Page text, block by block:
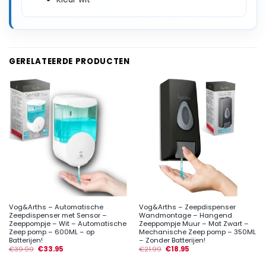
GERELATEERDE PRODUCTEN
Vog&Arths – Automatische
Zeepdispenser met Sensor –
Zeeppompje – Wit – Automatische
Zeep pomp – 600ML – op
Batterijen!
€39.99 €33.95
Vog&Arths – Zeepdispenser
Wandmontage – Hangend
Zeeppompje Muur – Mat Zwart –
Mechanische Zeep pomp – 350ML
– Zonder Batterijen!
€21.99 €18.95